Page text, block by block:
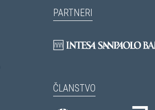
PARTNERI
ČLANSTVO